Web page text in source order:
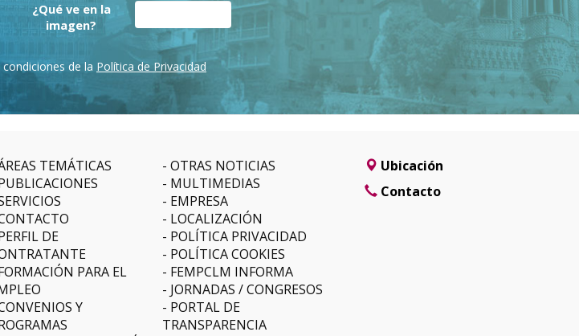
¿Qué ve en la
imagen?
de la Política de Privacidad
TEMÁTICAS
OTRAS NOTICIAS
MULTIMEDIAS
EMPRESA
LOCALIZACIÓN
DE
POLÍTICA PRIVACIDAD
POLÍTICA COOKIES
PARA EL
FEMPCLM INFORMA
JORNADAS / CONGRESOS
Y
PORTAL DE
TRANSPARENCIA
Ubicación
Contacto